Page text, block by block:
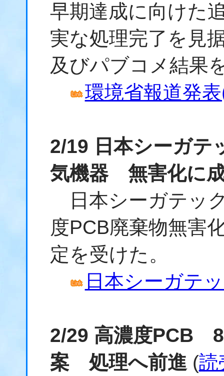
早期達成に向けた
実な処理完了を見
及びパブコメ結果
環境省報道発
2/19 日本シーガ
気機器 無害化に
日本シーガテッ
度PCB廃棄物無害
定を受けた。
日本シーガテ
2/29 高濃度PCB
案 処理へ前進 (読